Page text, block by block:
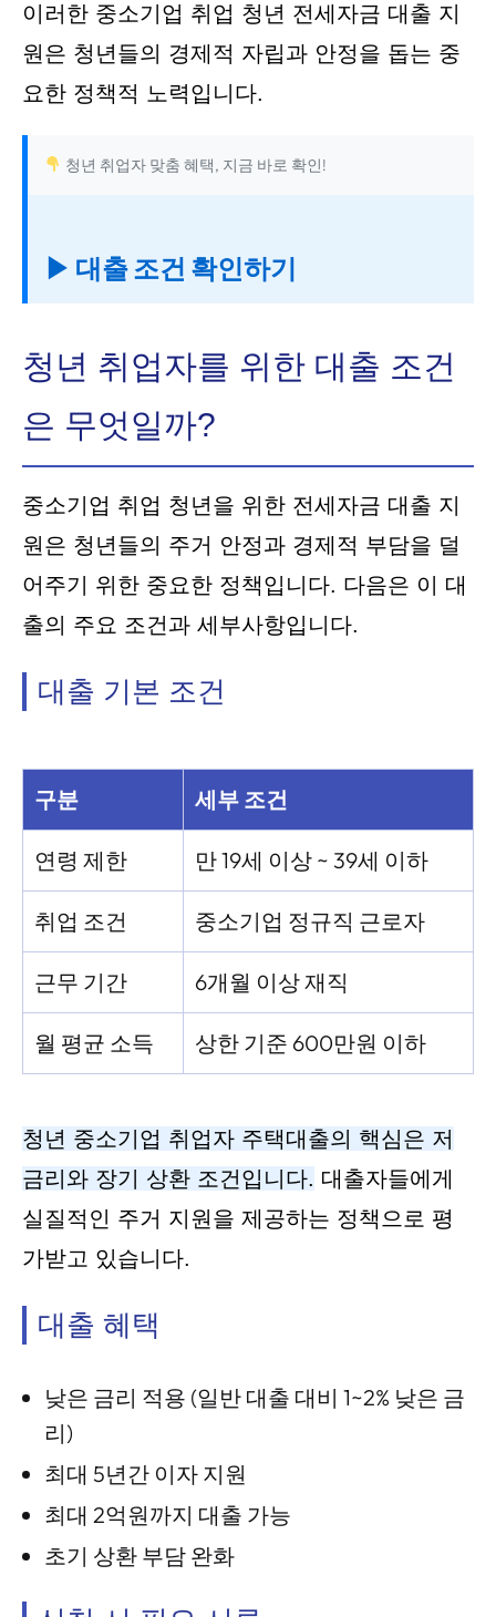
이러한 중소기업 취업 청년 전세자금 대출 지
원은 청년들의 경제적 자립과 안정을 돕는 중
요한 정책적 노력입니다.
청년 취업자 맞춤 혜택, 지금 바로 확인!
▶ 대출 조건 확인하기
청년 취업자를 위한 대출 조건
은 무엇일까?
중소기업 취업 청년을 위한 전세자금 대출 지
원은 청년들의 주거 안정과 경제적 부담을 덜
어주기 위한 중요한 정책입니다. 다음은 이 대
출의 주요 조건과 세부사항입니다.
대출 기본 조건
구분 세부 조건
연령 제한 만 19세 이상 ~ 39세 이하
취업 조건 중소기업 정규직 근로자
근무 기간 6개월 이상 재직
월 평균 소득 상한 기준 600만원 이하
청년 중소기업 취업자 주택대출의 핵심은 저
금리와 장기 상환 조건입니다. 대출자들에게
실질적인 주거 지원을 제공하는 정책으로 평
가받고 있습니다.
대출 혜택
낮은 금리 적용 (일반 대출 대비 1~2% 낮은 금
리)
최대 5년간 이자 지원
최대 2억원까지 대출 가능
초기 상환 부담 완화